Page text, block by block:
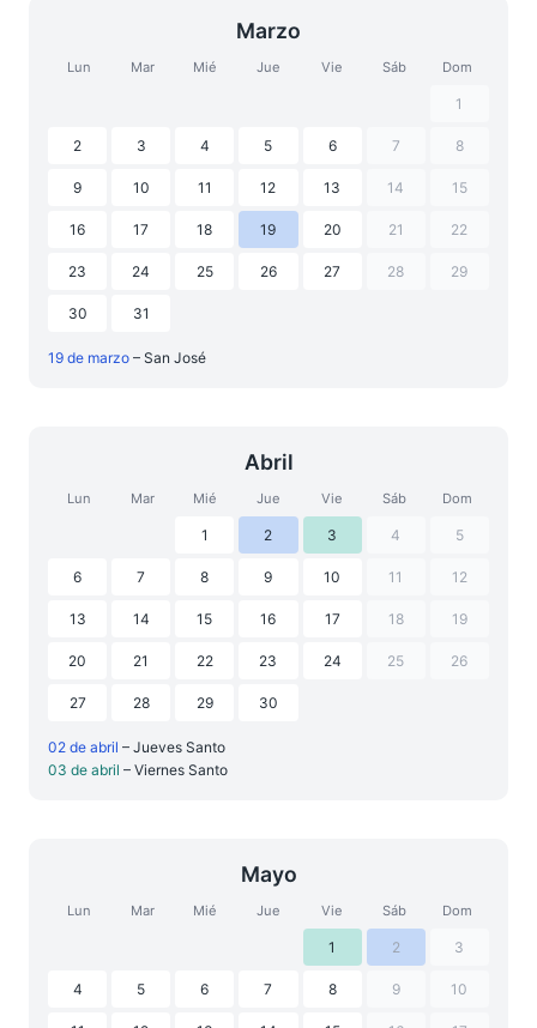
Marzo
Lun Mar Mié Jue Vie Sáb Dom
1
2 3 4 5 6 7 8
9 10 11 12 13 14 15
16 17 18 19 20 21 22
23 24 25 26 27 28 29
30 31
19 de marzo – San José
Abril
Lun Mar Mié Jue Vie Sáb Dom
1 2 3 4 5
6 7 8 9 10 11 12
13 14 15 16 17 18 19
20 21 22 23 24 25 26
27 28 29 30
02 de abril – Jueves Santo
03 de abril – Viernes Santo
Mayo
Lun Mar Mié Jue Vie Sáb Dom
1 2 3
4 5 6 7 8 9 10